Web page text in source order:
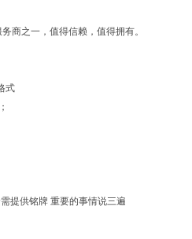
商之一，值得信赖，值得拥有。
式
提供铭牌 重要的事情说三遍